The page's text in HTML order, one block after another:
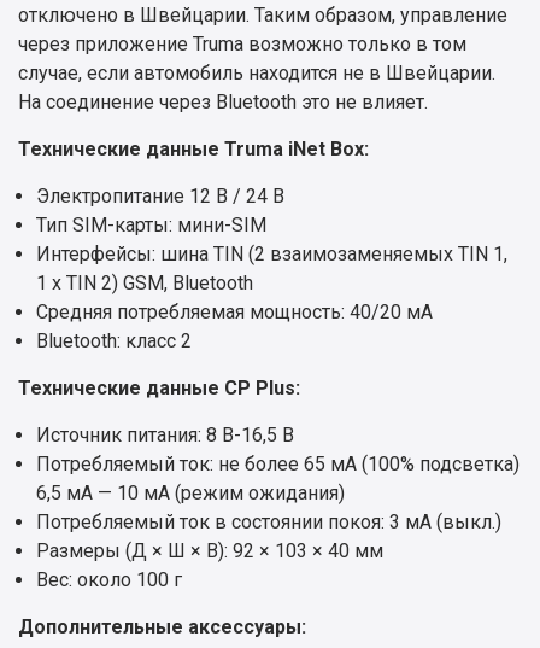
отключено в Швейцарии. Таким образом, управление
через приложение Truma возможно только в том
случае, если автомобиль находится не в Швейцарии.
На соединение через Bluetooth это не влияет.
Технические данные Truma iNet Box:
Электропитание 12 В / 24 В
Тип SIM-карты: мини-SIM
Интерфейсы: шина TIN (2 взаимозаменяемых TIN 1,
1 x TIN 2) GSM, Bluetooth
Средняя потребляемая мощность: 40/20 мА
Bluetooth: класс 2
Технические данные CP Plus:
Источник питания: 8 В-16,5 В
Потребляемый ток: не более 65 мА (100% подсветка)
6,5 мА — 10 мА (режим ожидания)
Потребляемый ток в состоянии покоя: 3 мА (выкл.)
Размеры (Д × Ш × В): 92 × 103 × 40 мм
Вес: около 100 г
Дополнительные аксессуары: